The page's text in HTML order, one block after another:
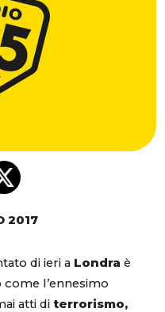
2017
di ieri a Londra è
l’ennesimo
atti di terrorismo,